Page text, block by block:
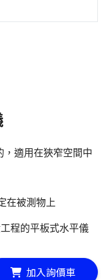
適用在狹窄空間中
在被測物上
程的平板式水平儀
加入詢價車